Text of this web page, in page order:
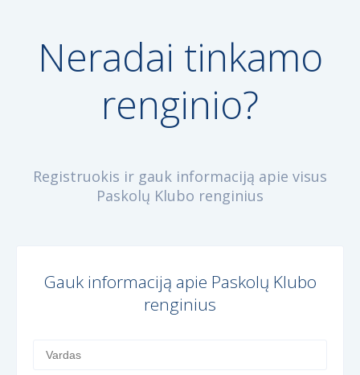
Neradai tinkamo
renginio?
Registruokis ir gauk informaciją apie visus
Paskolų Klubo renginius
Gauk informaciją apie Paskolų Klubo
renginius